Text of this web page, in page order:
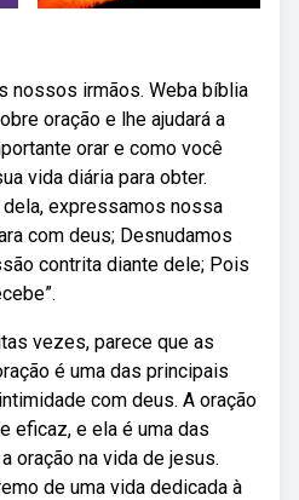
nossos irmãos. Weba bíblia
oração e lhe ajudará a
orar e como você
vida diária para obter.
expressamos nossa
com deus; Desnudamos
contrita diante dele; Pois
vezes, parece que as
é uma das principais
com deus. A oração
eficaz, e ela é uma das
oração na vida de jesus.
de uma vida dedicada à